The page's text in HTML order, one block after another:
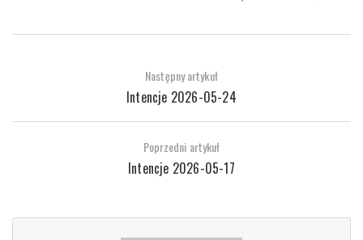
Następny artykuł
Intencje 2026-05-24
Poprzedni artykuł
Intencje 2026-05-17